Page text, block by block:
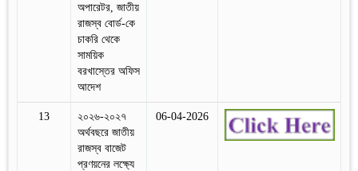
অপারেটর, জাতীয়
রাজস্ব বোর্ড-কে
চাকরি থেকে
সাময়িক
বরখাস্তের অফিস
আদেশ
13
২০২৬-২০২৭
অর্থবছরে জাতীয়
রাজস্ব বাজেট
প্রণয়নের লক্ষ্যে
06-04-2026